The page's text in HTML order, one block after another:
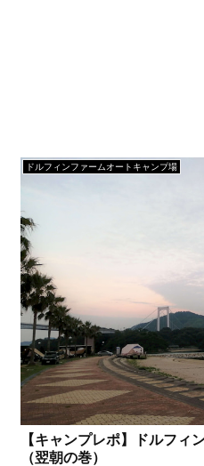
ドルフィンファームオートキャンプ場
【キャンプレポ】ドルフィ
（翌朝の巻）